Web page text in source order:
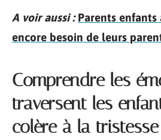
A voir aussi : Parents
encore besoin de leurs
Comprendre les
traversent les
colère à la tristesse